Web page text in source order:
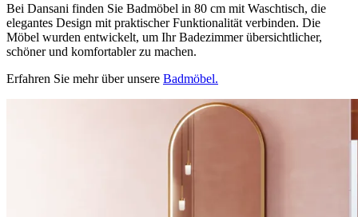
Bei Dansani finden Sie Badmöbel in 80 cm mit Waschtisch, die
elegantes Design mit praktischer Funktionalität verbinden. Die
Möbel wurden entwickelt, um Ihr Badezimmer übersichtlicher,
schöner und komfortabler zu machen.
Erfahren Sie mehr über unsere Badmöbel.